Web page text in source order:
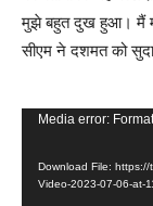
मुझे बहुत दुख हुआ। मैं
सीएम ने दशमत को
Video
Media error:
Download File:
Video-2023-07-06-at-